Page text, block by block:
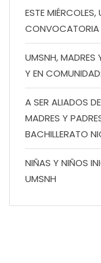
ESTE
CONVOCATORIA
UMSNH, MADRES
Y EN
A SER ALIADOS
MADRES Y
BACHILLERATO
NIÑAS Y NIÑOS
UMSNH